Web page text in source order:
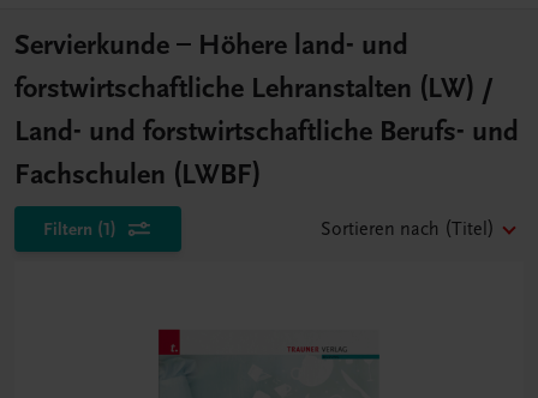
Servierkunde – Höhere land- und
forstwirtschaftliche Lehranstalten (LW) /
Land- und forstwirtschaftliche Berufs- und
Fachschulen (LWBF)
Filtern (1) Sortieren nach (Titel)